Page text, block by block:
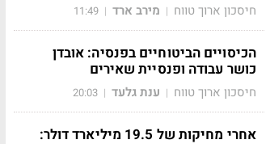
חיסכון ארוך טווח | מירב ארד |
11:49
הכיסויים הביטוחיים בפנסיה: אובדן
כושר עבודה ופנסיית שאירים
חיסכון ארוך טווח | ענת גלעד |
20:03
אחרי מחיקות של 19.5 מיליארד דולר: